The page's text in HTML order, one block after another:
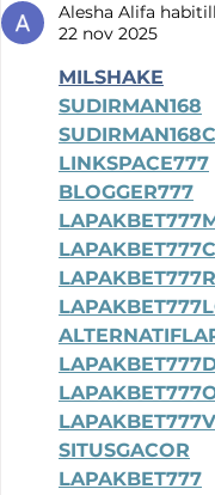
Vacunación
el Kiosco
aplicamos las
vacunas a
y gatitos,
salud y la de
Alesha Alifa
22 nov 2025
MILSHAKE
SUDIRMAN168
LINKSPACE777
BLOGGER777
SITUSGACOR
LAPAKBET777